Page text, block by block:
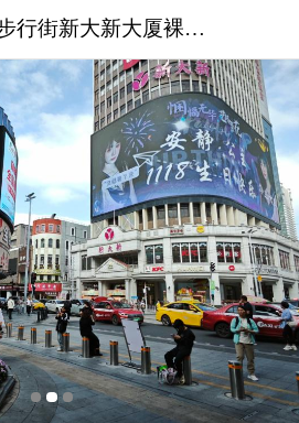
广州北京路步行街新大新大厦裸眼3D大屏